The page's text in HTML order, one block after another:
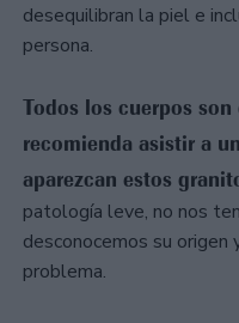
desequilibran la piel e
persona.
Todos los cuerpos
recomienda asistir a
aparezcan estos
patología leve, no nos
desconocemos su
problema.